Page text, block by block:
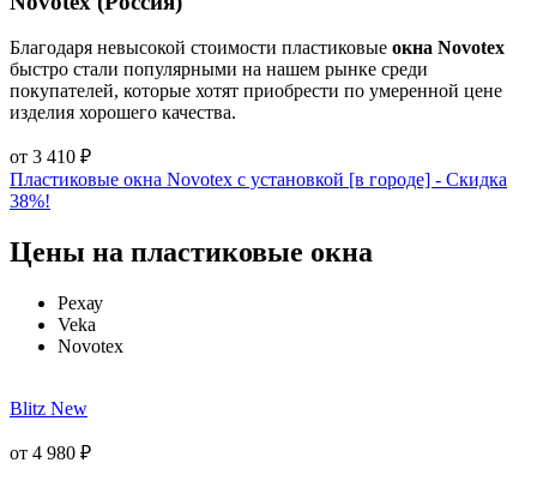
Благодаря невысокой стоимости пластиковые окна Novotex
быстро стали популярными на нашем рынке среди
покупателей, которые хотят приобрести по умеренной цене
изделия хорошего качества.
от 3 410 ₽
Пластиковые окна Novotex с установкой [в городе] - Cкидка
38%!
Цены на пластиковые окна
Рехау
Veka
Novotex
Blitz New
от 4 980 ₽